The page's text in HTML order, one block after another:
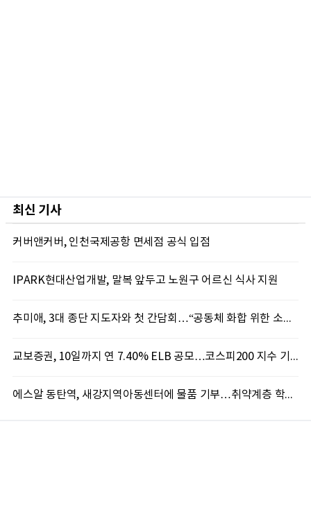
최신 기사
커버앤커버, 인천국제공항 면세점 공식 입점
IPARK현대산업개발, 말복 앞두고 노원구 어르신 식사 지원
추미애, 3대 종단 지도자와 첫 간담회…“공동체 화합 위한 소통 이어가겠다”
교보증권, 10일까지 연 7.40% ELB 공모…코스피200 지수 기초자산
에스알 동탄역, 새강지역아동센터에 물품 기부…취약계층 학습환경 개선 지원